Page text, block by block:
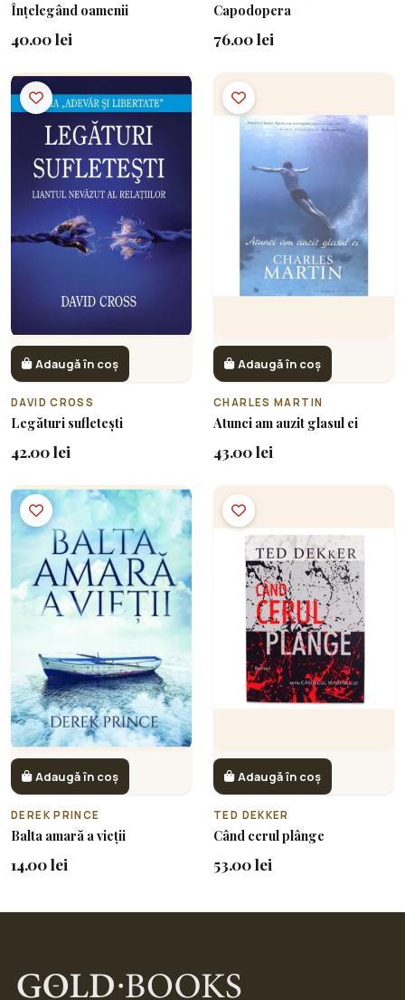
Înțelegând oamenii
40.00 lei
Capodopera
76.00 lei
Adaugă în coș
DAVID CROSS
Legături sufletești
42.00 lei
Adaugă în coș
CHARLES MARTIN
Atunci am auzit glasul ei
43.00 lei
Adaugă în coș
DEREK PRINCE
Balta amară a vieții
14.00 lei
Adaugă în coș
TED DEKKER
Când cerul plânge
53.00 lei